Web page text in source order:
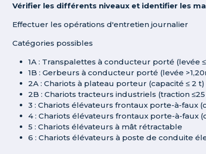
Vérifier les différents niveaux et identifier les
Effectuer les opérations d'entretien journalier
Catégories possibles
1A : Transpalettes à conducteur porté (levée
1B : Gerbeurs à conducteur porté (levée
2A : Chariots à plateau porteur (capacité ≤ 2 t)
2B : Chariots tracteurs industriels (traction
3 : Chariots élévateurs frontaux porte-à-faux
4 : Chariots élévateurs frontaux porte-à-faux
5 : Chariots élévateurs à mât rétractable
6 : Chariots élévateurs à poste de conduite